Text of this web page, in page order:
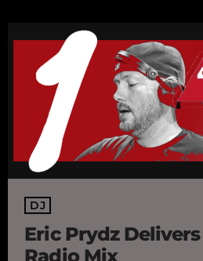
DJ
Eric Prydz
Radio Mix